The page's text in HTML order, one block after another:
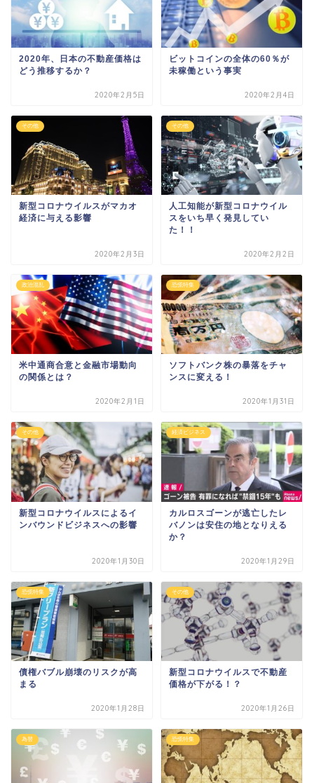
2020年、日本の不動産価格は
どう推移するか？
2020年2月5日
ビットコインの全体の60％が
未稼働という事実
2020年2月4日
その他
新型コロナウイルスがマカオ
経済に与える影響
2020年2月3日
その他
人工知能が新型コロナウイル
スをいち早く発見してい
た！！
2020年2月2日
政治混乱
米中通商合意と金融市場動向
の関係とは？
2020年2月1日
恐慌特集
ソフトバンク株の暴落をチャ
ンスに変える！
2020年1月31日
その他
新型コロナウイルスによるイ
ンバウンドビジネスへの影響
2020年1月30日
経済ビジネス
カルロスゴーンが逃亡したレ
バノンは安住の地となりえる
か？
2020年1月29日
恐慌特集
債権バブル崩壊のリスクが高
まる
2020年1月28日
その他
新型コロナウイルスで不動産
価格が下がる！？
2020年1月26日
為替 恐慌特集